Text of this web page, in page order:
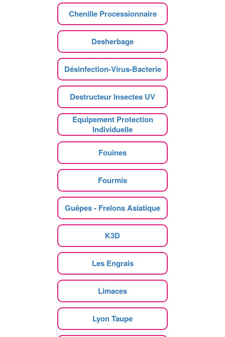
Chenille Processionnaire
Desherbage
Désinfection-Virus-Bacterie
Destructeur Insectes UV
Equipement Protection
Individuelle
Fouines
Fourmis
Guêpes - Frelons Asiatique
K3D
Les Engrais
Limaces
Lyon Taupe